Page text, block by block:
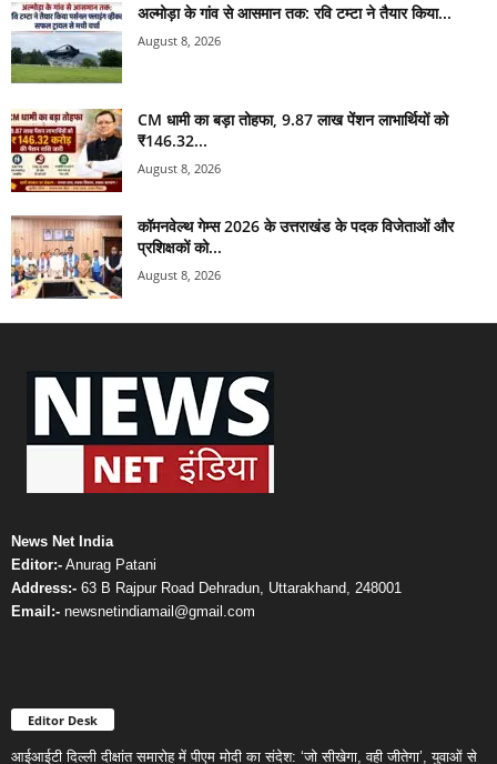
अल्मोड़ा के गांव से आसमान तक: रवि टम्टा ने तैयार किया...
August 8, 2026
CM धामी का बड़ा तोहफा, 9.87 लाख पेंशन लाभार्थियों को
₹146.32...
August 8, 2026
कॉमनवेल्थ गेम्स 2026 के उत्तराखंड के पदक विजेताओं और
प्रशिक्षकों को...
August 8, 2026
News Net India
Editor:- Anurag Patani
Address:- 63 B Rajpur Road Dehradun, Uttarakhand, 248001
Email:- newsnetindiamail@gmail.com
Editor Desk
आईआईटी दिल्ली दीक्षांत समारोह में पीएम मोदी का संदेश: ‘जो सीखेगा, वही जीतेगा’, युवाओं से